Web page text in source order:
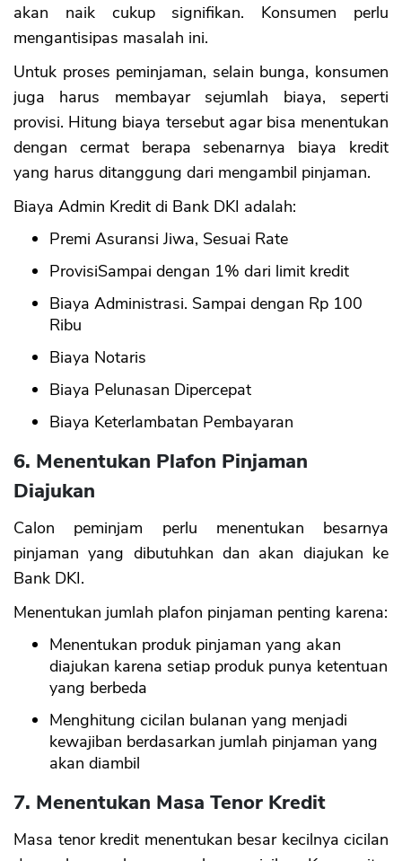
akan naik cukup signifikan. Konsumen perlu
mengantisipas masalah ini.
Untuk proses peminjaman, selain bunga, konsumen
juga harus membayar sejumlah biaya, seperti
provisi. Hitung biaya tersebut agar bisa menentukan
dengan cermat berapa sebenarnya biaya kredit
yang harus ditanggung dari mengambil pinjaman.
Biaya Admin Kredit di Bank DKI adalah:
Premi Asuransi Jiwa, Sesuai Rate
ProvisiSampai dengan 1% dari limit kredit
Biaya Administrasi. Sampai dengan Rp 100
Ribu
Biaya Notaris
Biaya Pelunasan Dipercepat
Biaya Keterlambatan Pembayaran
6. Menentukan Plafon Pinjaman
Diajukan
Calon peminjam perlu menentukan besarnya
pinjaman yang dibutuhkan dan akan diajukan ke
Bank DKI.
Menentukan jumlah plafon pinjaman penting karena:
Menentukan produk pinjaman yang akan
diajukan karena setiap produk punya ketentuan
yang berbeda
Menghitung cicilan bulanan yang menjadi
kewajiban berdasarkan jumlah pinjaman yang
akan diambil
7. Menentukan Masa Tenor Kredit
Masa tenor kredit menentukan besar kecilnya cicilan